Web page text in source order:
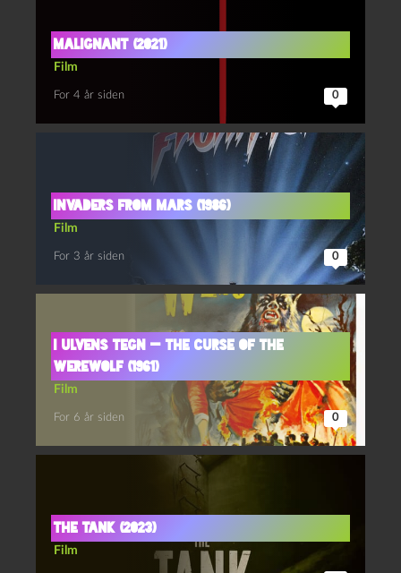
Malignant (2021)
Film
For 4 år siden 0
Invaders from Mars (1986)
Film
For 3 år siden 0
I ulvens tegn — The Curse of the
Werewolf (1961)
Film
For 6 år siden 0
The tank (2023)
Film